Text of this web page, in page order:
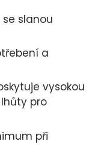
slanou
a
vysokou
pro
při